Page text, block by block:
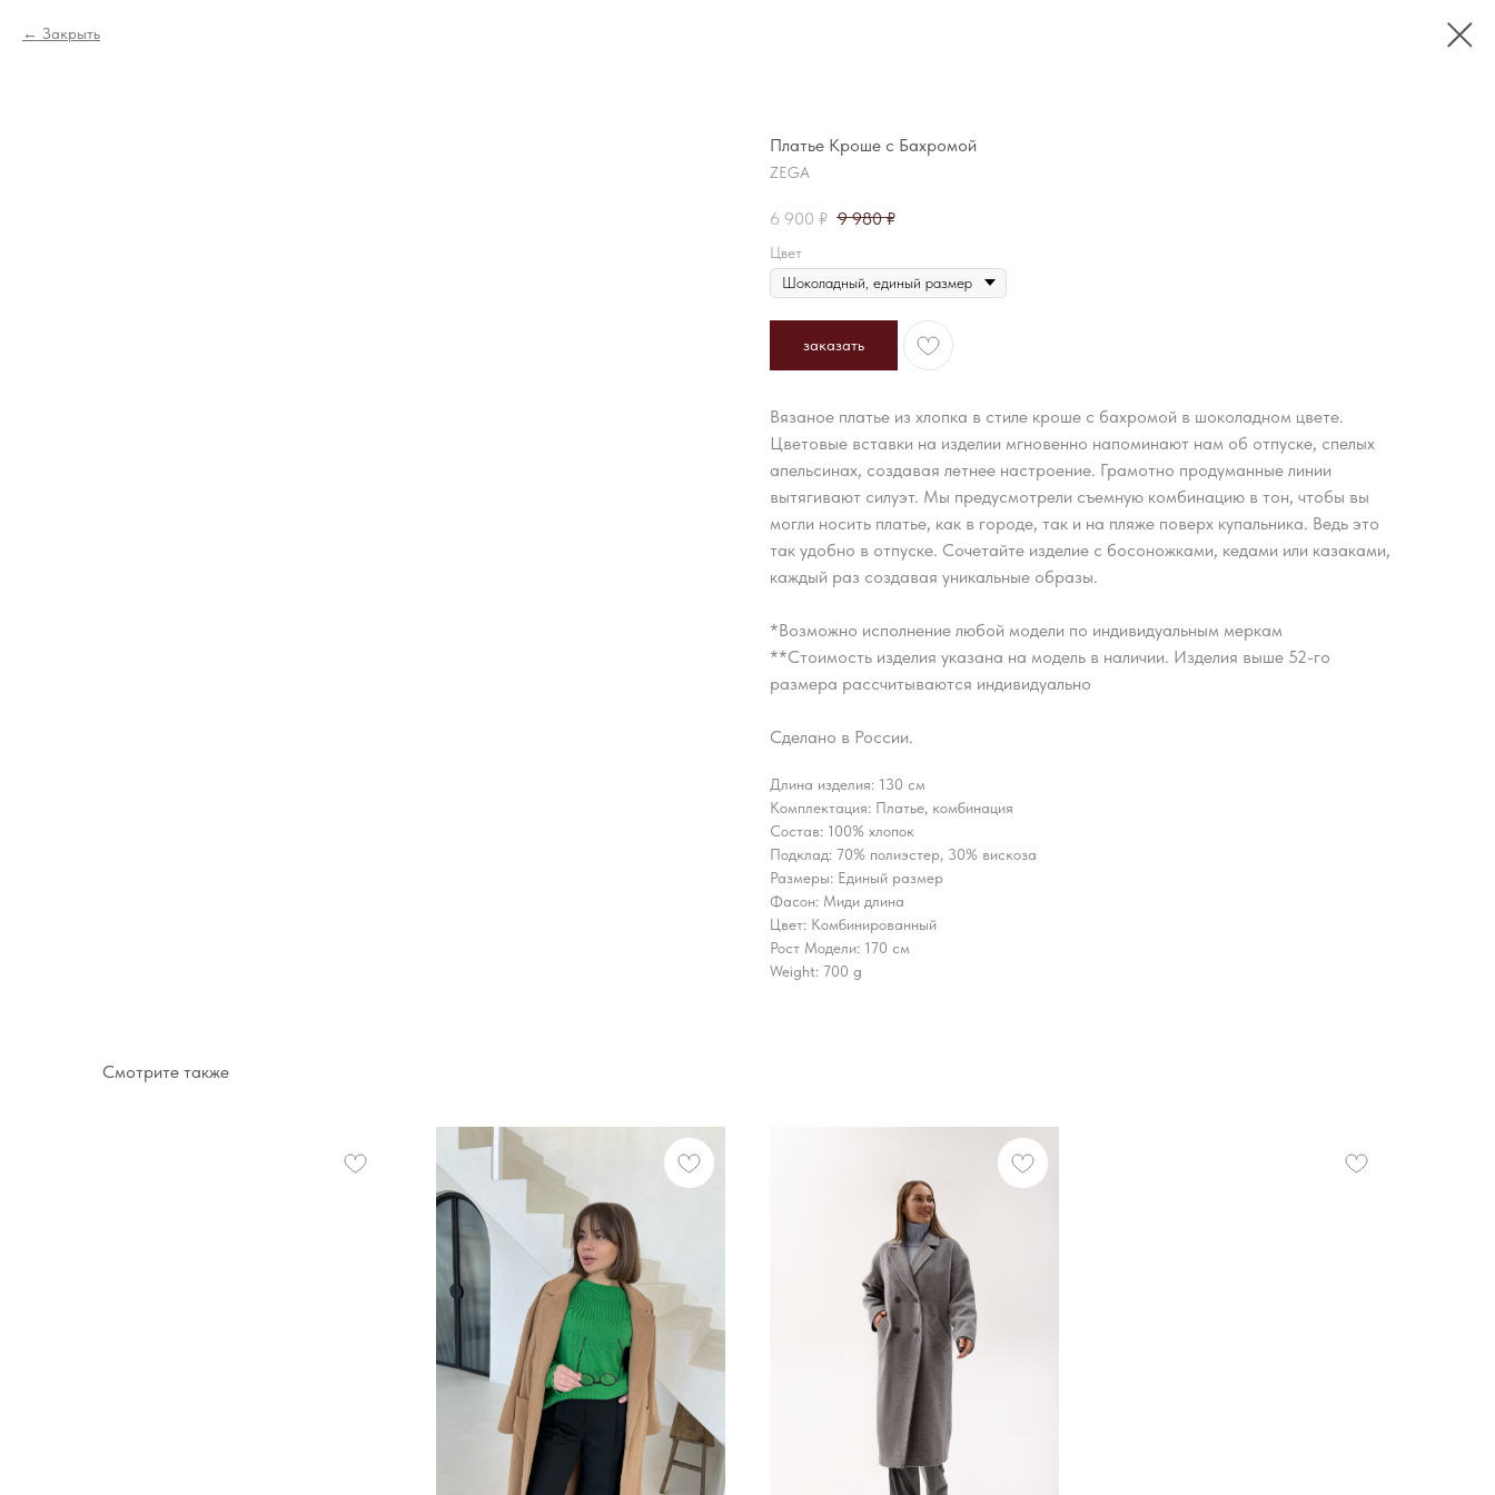
Закрыть
Платье Кроше с Бахромой
ZEGA
6 900 ₽ 9 980 ₽
Цвет
заказать
Вязаное платье из хлопка в стиле кроше с бахромой в шоколадном цвете.
Цветовые вставки на изделии мгновенно напоминают нам об отпуске, спелых
апельсинах, создавая летнее настроение. Грамотно продуманные линии
вытягивают силуэт. Мы предусмотрели съемную комбинацию в тон, чтобы вы
могли носить платье, как в городе, так и на пляже поверх купальника. Ведь это
так удобно в отпуске. Сочетайте изделие с босоножками, кедами или казаками,
каждый раз создавая уникальные образы.
*Возможно исполнение любой модели по индивидуальным меркам
**Стоимость изделия указана на модель в наличии. Изделия выше 52-го
размера рассчитываются индивидуально
Сделано в России.
Длина изделия: 130 см
Комплектация: Платье, комбинация
Состав: 100% хлопок
Подклад: 70% полиэстер, 30% вискоза
Размеры: Единый размер
Фасон: Миди длина
Цвет: Комбинированный
Рост Модели: 170 см
Weight: 700 g
Смотрите также